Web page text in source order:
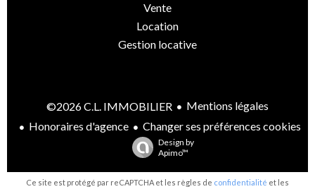
Vente
Location
Gestion locative
©2026 C.L. IMMOBILIER
Mentions légales
Honoraires d'agence
Changer ses préférences cookies
Design by
Apimo™
Ce site est protégé par reCAPTCHA et les règles de confidentialité et les